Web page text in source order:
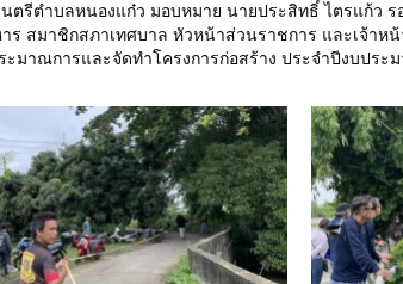
ตรีตำบลหนองแก๋ว มอบหมาย นายประสิทธิ์ ไตรแก้ว
สมาชิกสภาเทศบาล หัวหน้าส่วนราชการ และเจ้าห
มาณการและจัดทำโครงการก่อสร้าง ประจำปีงบประ